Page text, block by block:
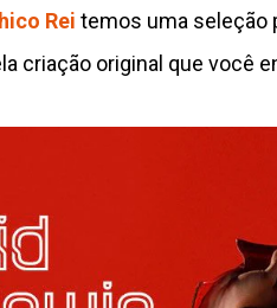
Rei temos uma seleção
criação original que você